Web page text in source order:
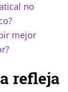
no
mejor
refleja